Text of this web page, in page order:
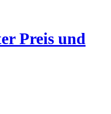
Preis und